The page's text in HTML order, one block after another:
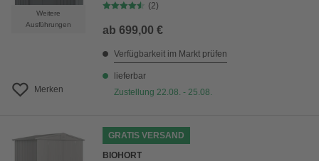
Weitere
Ausführungen
Merken
(2)
ab 699,00 €
Verfügbarkeit im Markt prüfen
lieferbar
Zustellung 22.08. - 25.08.
GRATIS VERSAND
BIOHORT